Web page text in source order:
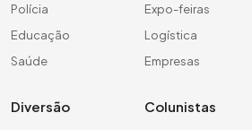
Polícia
Educação
Saúde
Expo-feiras
Logística
Empresas
Diversão Colunistas